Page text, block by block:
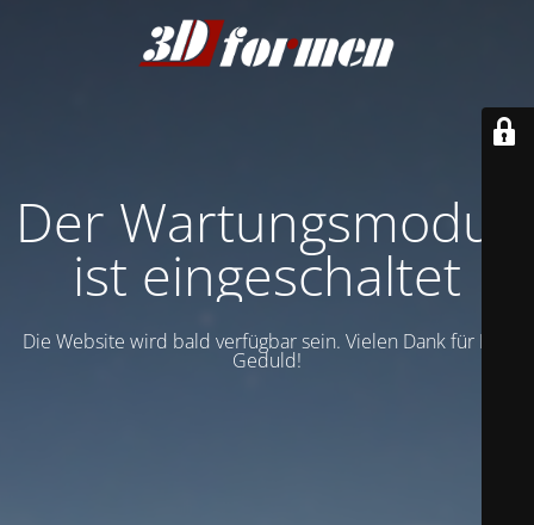
Der Wartungsmodus
ist eingeschaltet
Die Website wird bald verfügbar sein. Vielen Dank für Ihre
Geduld!